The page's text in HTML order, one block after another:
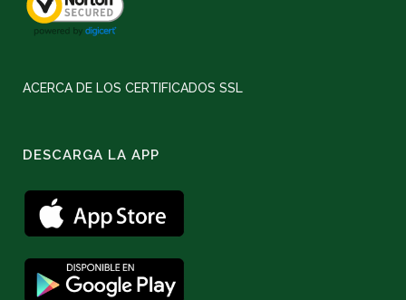
ACERCA DE LOS CERTIFICADOS SSL
DESCARGA LA APP